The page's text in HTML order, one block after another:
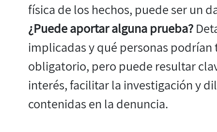
física de los hechos, puede ser un
¿Puede aportar alguna prueba?
implicadas y qué personas
obligatorio, pero puede resultar
interés, facilitar la investigación y
contenidas en la denuncia.